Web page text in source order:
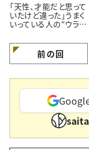
「天性、才能だと思って
いたけど違った」うまく
いっている人の“ウラ
前の回